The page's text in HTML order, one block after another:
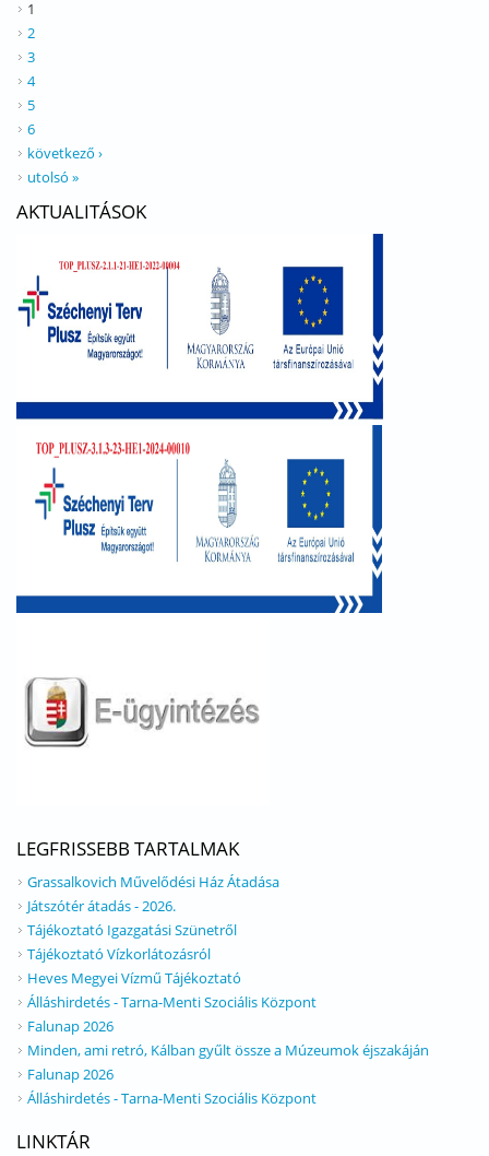
1
2
3
4
5
6
következő ›
utolsó »
AKTUALITÁSOK
LEGFRISSEBB TARTALMAK
Grassalkovich Művelődési Ház Átadása
Játszótér átadás - 2026.
Tájékoztató Igazgatási Szünetről
Tájékoztató Vízkorlátozásról
Heves Megyei Vízmű Tájékoztató
Álláshirdetés - Tarna-Menti Szociális Központ
Falunap 2026
Minden, ami retró, Kálban gyűlt össze a Múzeumok éjszakáján
Falunap 2026
Álláshirdetés - Tarna-Menti Szociális Központ
LINKTÁR